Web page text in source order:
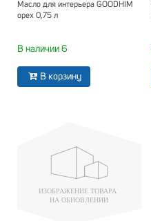
Масло для интерьера GOODHIM
орех 0,75 л
В наличии 6
В корзину